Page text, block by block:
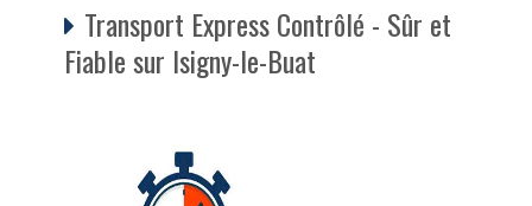
Transport Express Contrôlé - Sûr et
Fiable sur Isigny-le-Buat